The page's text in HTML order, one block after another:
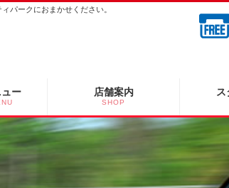
パークにおまかせください。
ー 店舗案内
SHOP
ス